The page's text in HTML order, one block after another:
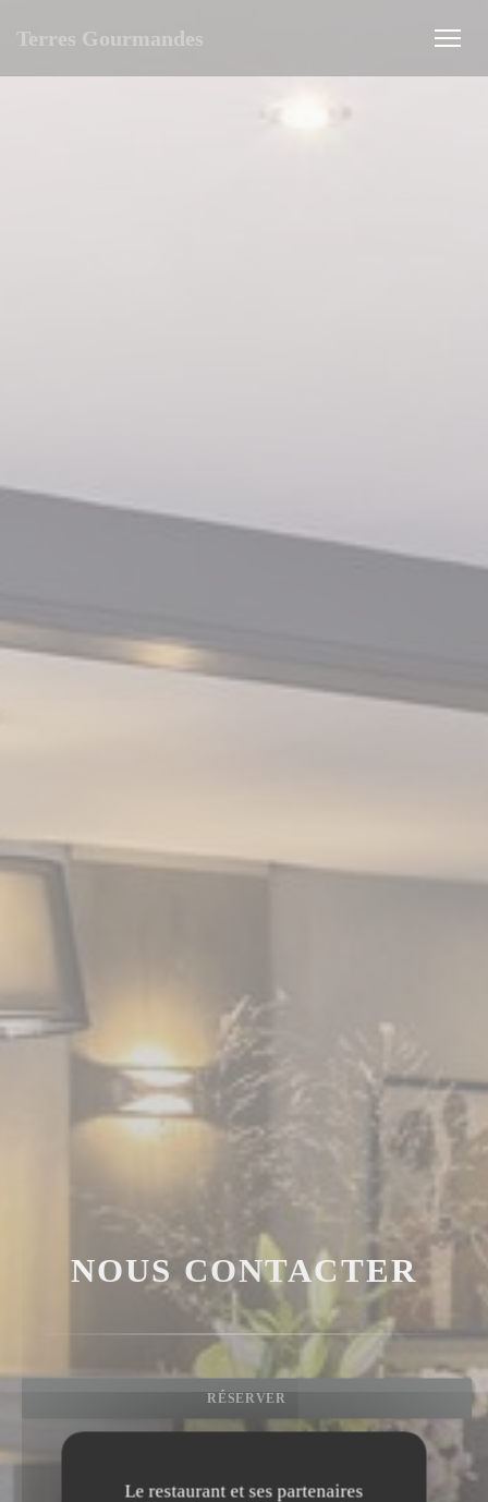
Le restaurant et ses partenaires
Terres Gourmandes
NOUS CONTACTER
RÉSERVER